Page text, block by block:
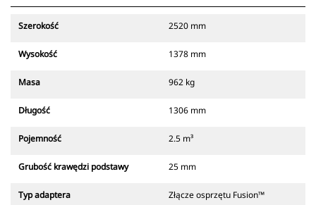
Szerokość 2520 mm
Wysokość 1378 mm
Masa 962 kg
Długość 1306 mm
Pojemność 2.5 m³
Grubość krawędzi podstawy 25 mm
Typ adaptera Złącze osprzętu Fusion™